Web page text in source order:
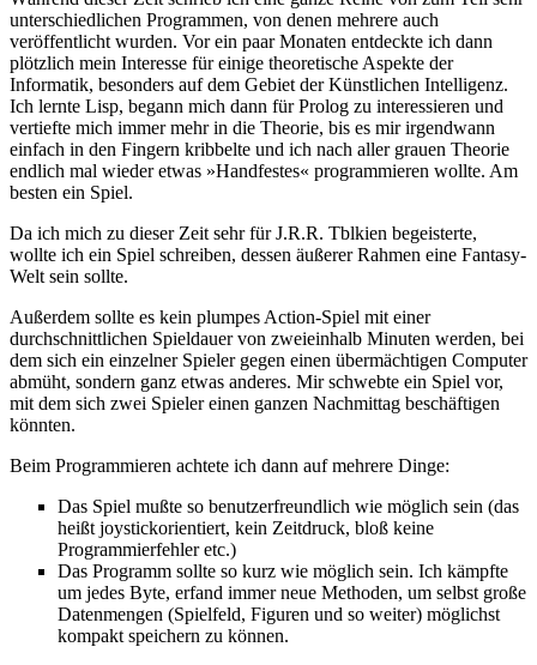
unterschiedlichen Programmen, von denen mehrere auch
veröffentlicht wurden. Vor ein paar Monaten entdeckte ich dann
plötzlich mein Interesse für einige theoretische Aspekte der
Informatik, besonders auf dem Gebiet der Künstlichen Intelligenz.
Ich lernte Lisp, begann mich dann für Prolog zu interessieren und
vertiefte mich immer mehr in die Theorie, bis es mir irgendwann
einfach in den Fingern kribbelte und ich nach aller grauen Theorie
endlich mal wieder etwas »Handfestes« programmieren wollte. Am
besten ein Spiel.
Da ich mich zu dieser Zeit sehr für J.R.R. Tblkien begeisterte,
wollte ich ein Spiel schreiben, dessen äußerer Rahmen eine Fantasy-
Welt sein sollte.
Außerdem sollte es kein plumpes Action-Spiel mit einer
durchschnittlichen Spieldauer von zweieinhalb Minuten werden, bei
dem sich ein einzelner Spieler gegen einen übermächtigen Computer
abmüht, sondern ganz etwas anderes. Mir schwebte ein Spiel vor,
mit dem sich zwei Spieler einen ganzen Nachmittag beschäftigen
könnten.
Beim Programmieren achtete ich dann auf mehrere Dinge:
Das Spiel mußte so benutzerfreundlich wie möglich sein (das
heißt joystickorientiert, kein Zeitdruck, bloß keine
Programmierfehler etc.)
Das Programm sollte so kurz wie möglich sein. Ich kämpfte
um jedes Byte, erfand immer neue Methoden, um selbst große
Datenmengen (Spielfeld, Figuren und so weiter) möglichst
kompakt speichern zu können.